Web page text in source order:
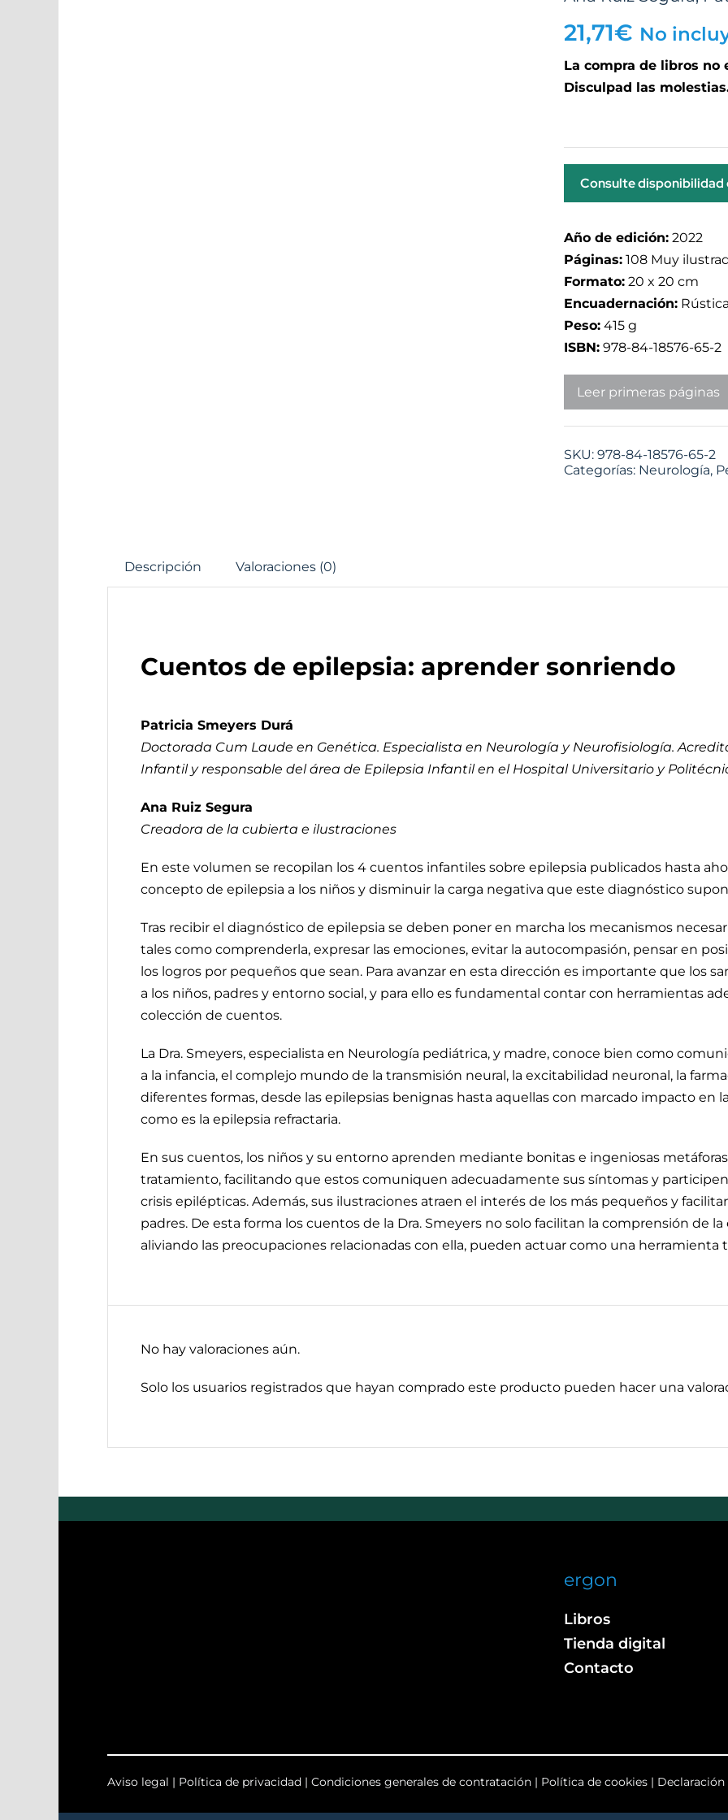
21,71€ No
La compra de libros no
Disculpad las
Consulte disponibilidad
Año de edición:2022
Páginas:108 Muy
Formato:20 x 20 cm
Encuadernación:
Peso:415 g
ISBN:978-84-18576-65-2
Leer primeras páginas
SKU: 978-84-18576-65-2
Categorías: Neurología,
Descripción Valoraciones (0)
Cuentos de epilepsia: aprender sonriendo
Patricia Smeyers Durá
Doctorada Cum Laude en Genética. Especialista en Neurología y Neurofisiología.
Infantil y responsable del área de Epilepsia Infantil en el Hospital Universitario y
Ana Ruiz Segura
Creadora de la cubierta e ilustraciones
En este volumen se recopilan los 4 cuentos infantiles sobre epilepsia publicados hasta
concepto de epilepsia a los niños y disminuir la carga negativa que este diagnóstico
Tras recibir el diagnóstico de epilepsia se deben poner en marcha los mecanismos
tales como comprenderla, expresar las emociones, evitar la autocompasión, pensar en
los logros por pequeños que sean. Para avanzar en esta dirección es importante que los
a los niños, padres y entorno social, y para ello es fundamental contar con herramientas
colección de cuentos.
La Dra. Smeyers, especialista en Neurología pediátrica, y madre, conoce bien como
a la infancia, el complejo mundo de la transmisión neural, la excitabilidad neuronal, la
diferentes formas, desde las epilepsias benignas hasta aquellas con marcado impacto en
como es la epilepsia refractaria.
En sus cuentos, los niños y su entorno aprenden mediante bonitas e ingeniosas
tratamiento, facilitando que estos comuniquen adecuadamente sus síntomas y
crisis epilépticas. Además, sus ilustraciones atraen el interés de los más pequeños y
padres. De esta forma los cuentos de la Dra. Smeyers no solo facilitan la comprensión de
aliviando las preocupaciones relacionadas con ella, pueden actuar como una herramienta
No hay valoraciones aún.
Solo los usuarios registrados que hayan comprado este producto pueden hacer una
ergon
Libros
Tienda digital
Contacto
Aviso legal | Política de privacidad | Condiciones generales de contratación| Política de cookies|